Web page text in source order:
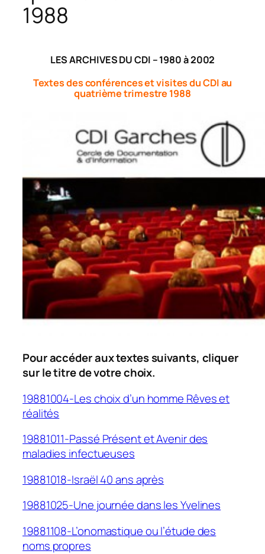
1988
LES ARCHIVES DU CDI – 1980 à 2002
Textes des conférences et visites du CDI au
quatrième trimestre 1988
Pour accéder aux textes suivants, cliquer
sur le titre de votre choix.
19881004-Les choix d’un homme Rêves et
réalités
19881011-Passé Présent et Avenir des
maladies infectueuses
19881018-Israël 40 ans après
19881025-Une journée dans les Yvelines
19881108-L’onomastique ou l’étude des
noms propres